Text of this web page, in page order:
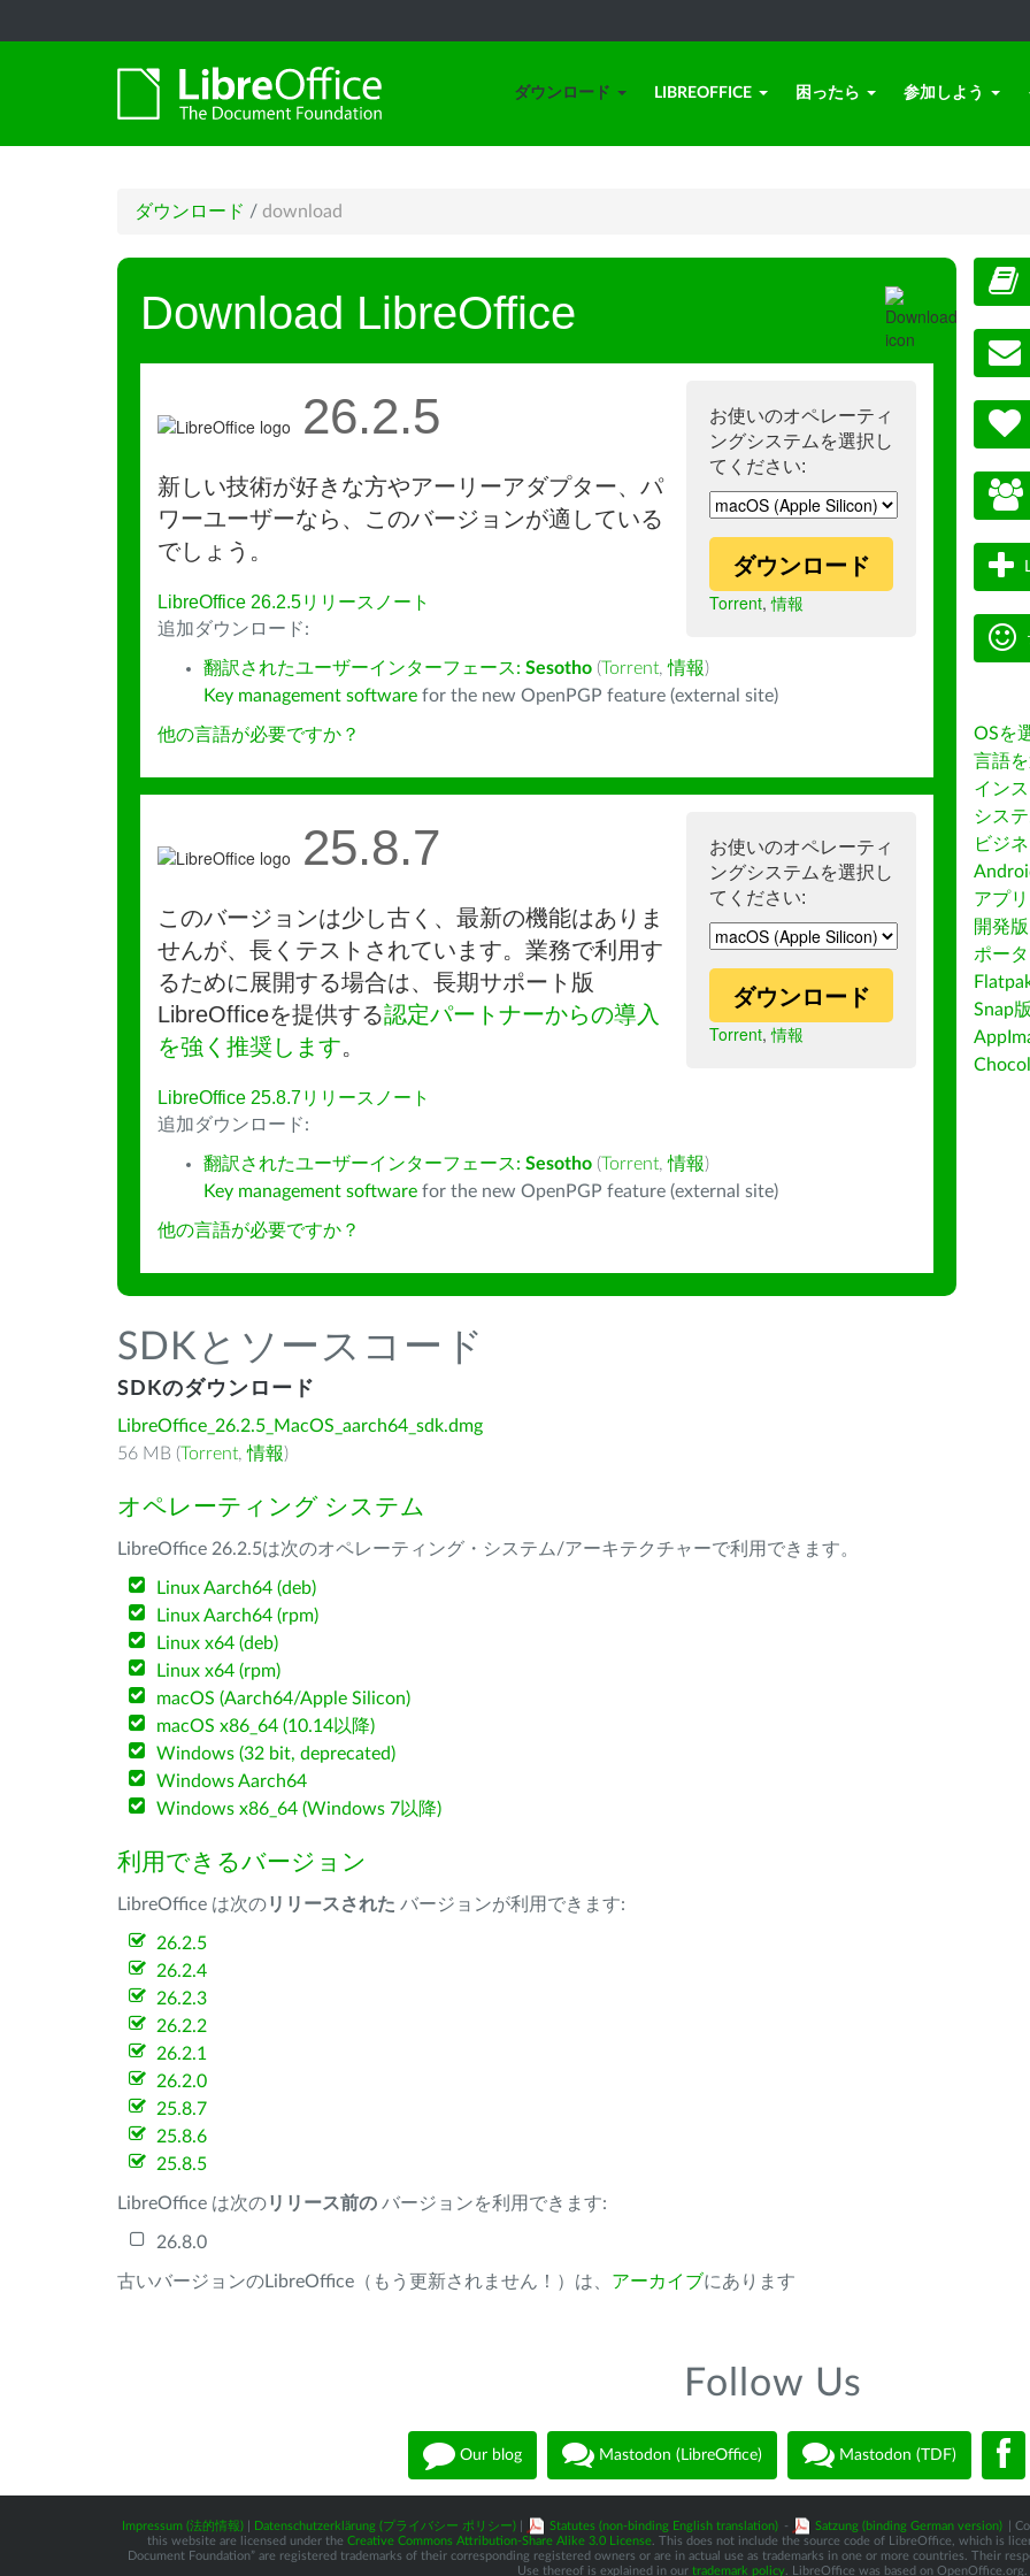
ダウンロード LIBREOFFICE 困ったら 参加しよう
ダウンロード / download
Download LibreOffice
お使いのオペレーティ
ングシステムを選択し
てください:
ダウンロード
Torrent,情報
26.2.5
新しい技術が好きな方やアーリーアダプター、パ
ワーユーザーなら、このバージョンが適している
でしょう。
LibreOffice 26.2.5リリースノート
追加ダウンロード:
翻訳されたユーザーインターフェース: Sesotho (Torrent,情報)
Key management software for the new OpenPGP feature (external site)
他の言語が必要ですか？
お使いのオペレーティ
ングシステムを選択し
てください:
ダウンロード
Torrent,情報
25.8.7
このバージョンは少し古く、最新の機能はありま
せんが、長くテストされています。業務で利用す
るために展開する場合は、長期サポート版
LibreOfficeを提供する認定パートナーからの導入
を強く推奨します。
LibreOffice 25.8.7リリースノート
追加ダウンロード:
翻訳されたユーザーインターフェース: Sesotho (Torrent,情報)
Key management software for the new OpenPGP feature (external site)
他の言語が必要ですか？
SDKとソースコード
SDKのダウンロード
LibreOffice_26.2.5_MacOS_aarch64_sdk.dmg
56 MB (Torrent,情報)
オペレーティング システム
LibreOffice 26.2.5は次のオペレーティング・システム/アーキテクチャーで利用できます。
Linux Aarch64 (deb)
Linux Aarch64 (rpm)
Linux x64 (deb)
Linux x64 (rpm)
macOS (Aarch64/Apple Silicon)
macOS x86_64 (10.14以降)
Windows (32 bit, deprecated)
Windows Aarch64
Windows x86_64 (Windows 7以降)
利用できるバージョン
LibreOffice は次のリリースされた バージョンが利用できます:
26.2.5
26.2.4
26.2.3
26.2.2
26.2.1
26.2.0
25.8.7
25.8.6
25.8.5
LibreOffice は次のリリース前の バージョンを利用できます:
26.8.0
古いバージョンのLibreOffice（もう更新されません！）は、 アーカイブにあります
OSを
言語
イン
シス
ビジ
アプ
開発版
ポー
Snap版
Follow Us
Our blog Mastodon (LibreOffice) Mastodon (TDF)
Impressum (法的情報) Datenschutzerklärung (プライバシー ポリシー) Statutes (non-binding English translation) - Satzung (binding German version)
|
this website are licensed under the Creative Commons Attribution-Share Alike 3.0 License. This does not include the source code of LibreOffice, which is
Document Foundation” are registered trademarks of their corresponding registered owners or are in actual use as trademarks in one or more countries. Their
Use thereof is explained in our trademark policy . LibreOffice was based on OpenOffice.org.